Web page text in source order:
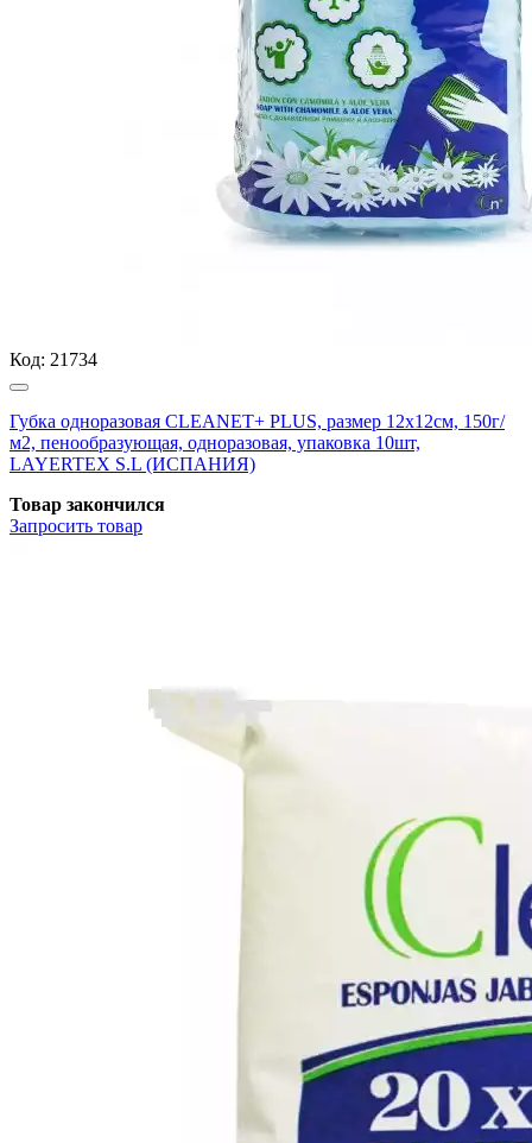
Код: 21734
Губка одноразовая CLEANET+ PLUS, размер 12х12см, 150г/
м2, пенообразующая, одноразовая, упаковка 10шт,
LAYERTEX S.L (ИСПАНИЯ)
Товар закончился
Запросить товар